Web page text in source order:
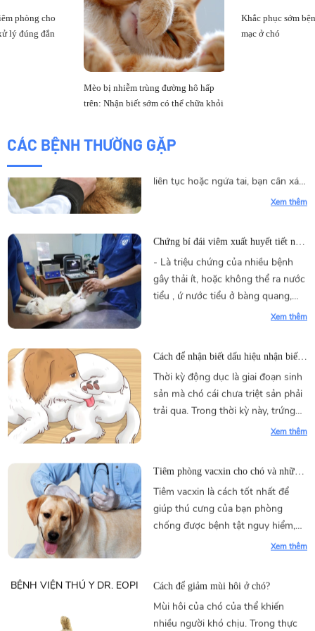
Mèo bị nhiễm trùng đường hô hấp
trên: Nhận biết sớm có thể chữa khỏi
Khắc phục sớm bệnh viêm loét giác
mạc ở chó
CÁC BỆNH THƯỜNG GẶP
ruột có kích thước nhỏ bé nên
chúng mang đến rất nhiều phiền
toái cho cả bạn và thú cưng.
Xem thêm
Cách để Xoa dịu cơn ngứa tai cho
chó?
Chó có thể gãi tai ở một mức độ
nào đó, tuy nhiên nếu thấy chó gãi
định nguyên nhân gây ngứa.
Chứng bí đái viêm xuất huyết tiết niệu
- Là triệu chứng của nhiều bệnh
tiểu , ứ nước tiểu ở bàng quang,
dấu hiệu của viêm đường tiết niệu
Xem thêm
Cách để nhận biết dấu hiệu nhận biết
Thời kỳ động dục là giai đoạn sinh
trải qua. Trong thời kỳ này, trứng
sinh sản và mang thai chó con
Xem thêm
Tiêm phòng vacxin cho chó và những
Tiêm vacxin là cách tốt nhất để
chống được bệnh tật nguy hiểm,
bệnh không có thuốc chữa, bệnh
truyền nhiễm
Xem thêm
Cách để giảm mùi hôi ở chó?
Mùi hôi của chó của thể khiến
tế, mùi hôi của chó có thể làm bạn
lưỡng lự không biết có nên nhận
nuôi hay đưa chó vào nhà hoặc xe
Xem thêm